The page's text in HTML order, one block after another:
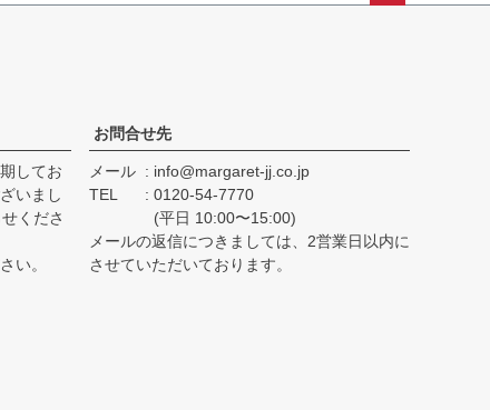
してお
いまし
くださ
い。
お問合せ先
メール
info@margaret-jj.co.jp
TEL
0120-54-7770
(平日 10:00〜15:00)
メールの返信につきましては、2営業日以内に
させていただいております。